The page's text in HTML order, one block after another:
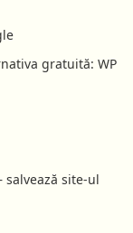
gratuită: WP
salvează site-ul